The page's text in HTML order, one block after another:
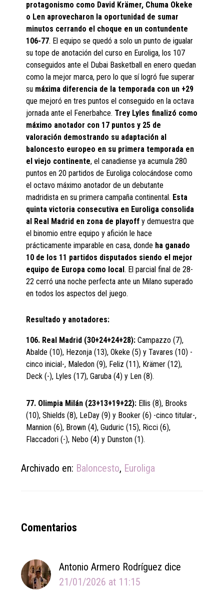
protagonismo como David Krämer, Chuma Okeke
o Len aprovecharon la oportunidad de sumar
minutos cerrando el choque en un contundente
106-77. El equipo se quedó a solo un punto de igualar
su tope de anotación del curso en Euroliga, los 107
conseguidos ante el Dubai Basketball en enero quedan
como la mejor marca, pero lo que sí logró fue superar
su máxima diferencia de la temporada con un +29
que mejoró en tres puntos el conseguido en la octava
jornada ante el Fenerbahce. Trey Lyles finalizó como
máximo anotador con 17 puntos y 25 de
valoración demostrando su adaptación al
baloncesto europeo en su primera temporada en
el viejo continente, el canadiense ya acumula 280
puntos en 20 partidos de Euroliga colocándose como
el octavo máximo anotador de un debutante
madridista en su primera campaña continental. Esta
quinta victoria consecutiva en Euroliga consolida
al Real Madrid en zona de playoff y demuestra que
el binomio entre equipo y afición le hace
prácticamente imparable en casa, donde ha ganado
10 de los 11 partidos disputados siendo el mejor
equipo de Europa como local. El parcial final de 28-
22 cerró una noche perfecta ante un Milano superado
en todos los aspectos del juego.
Resultado y anotadores:
106. Real Madrid (30+24+24+28):Campazzo (7),
Abalde (10), Hezonja (13), Okeke (5) y Tavares (10) -
cinco inicial-, Maledon (9), Feliz (11), Krämer (12),
Deck (-), Lyles (17), Garuba (4) y Len (8).
77. Olimpia Milán (23+13+19+22): Ellis (8), Brooks
(10), Shields (8), LeDay (9) y Booker (6) -cinco titular-,
Mannion (6), Brown (4), Guduric (15), Ricci (6),
Flaccadori (-), Nebo (4) y Dunston (1).
Archivado en: Baloncesto, Euroliga
Reader
Comentarios
Antonio Armero Rodríguez dice
21/01/2026 at 11:15